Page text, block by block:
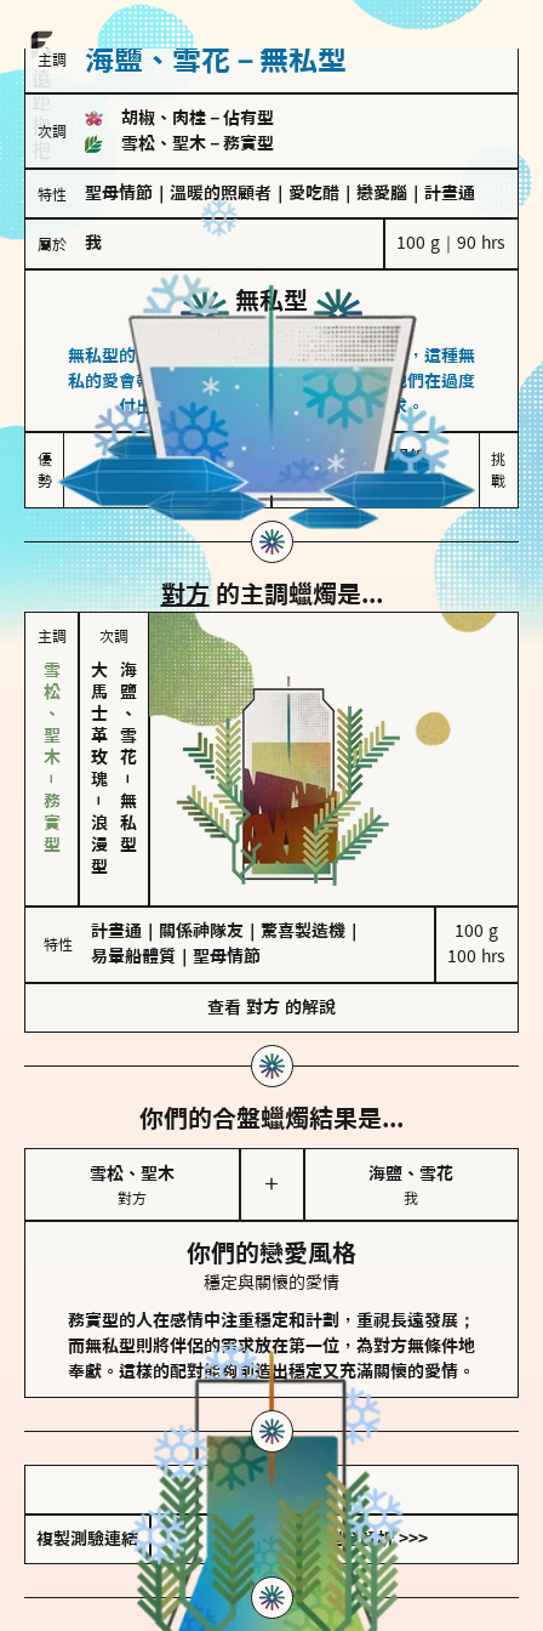
主調 海鹽、雪花－無私型
次調
胡椒、肉桂 － 佔有型
雪松、聖木 － 務實型
特性 聖母情節 溫暖的照顧者 愛吃醋 戀愛腦 計畫通
屬於 我 100 g｜90 hrs
無私型
海鹽、雪花
無私型的人傾向用心呵護、滿足另一半的需求，這種無
私的愛會帶來緊密的關係連結，但也可能讓他們在過度
付出中迷失自我，忽略自己真正的需求。
優
勢
無私奉獻
讓伴侶感受到關懷
較難設立界線
易有強烈情感依賴
挑
戰
對方的主調蠟燭是...
主調
雪松、聖木－務實型
次調
大馬士革玫瑰
－
浪漫型
海鹽、雪花
－
無私型
特性
計畫通 關係神隊友 驚喜製造機
易暈船體質
聖母情節
100 g
100 hrs
查看 對方 的解說
你們的合盤蠟燭結果是...
雪松、聖木
對方
＋
海鹽、雪花
我
你們的戀愛風格
穩定與關懷的愛情
務實型的人在感情中注重穩定和計劃，重視長遠發展；
而無私型則將伴侶的需求放在第一位，為對方無條件地
奉獻。這樣的配對能夠創造出穩定又充滿關懷的愛情。
儲存我的結果圖
複製測驗連結 查看香氛類型全解析 >>>